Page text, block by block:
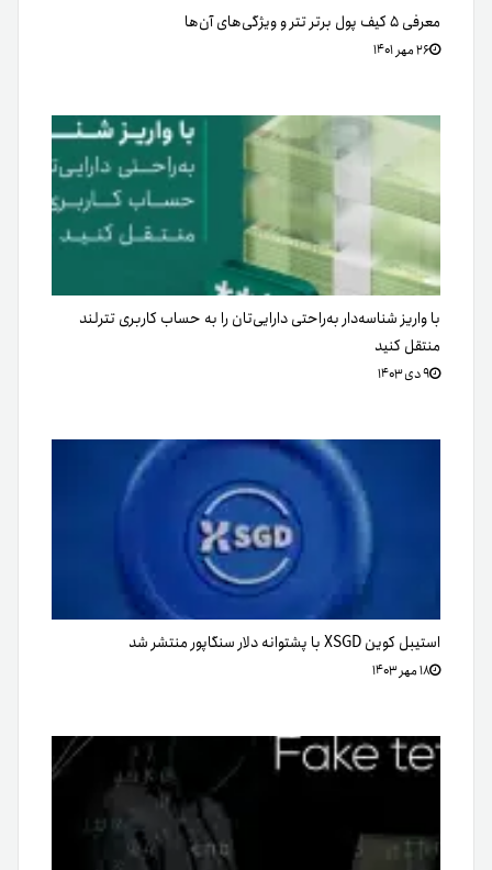
معرفی ۵ کیف پول برتر تتر و ویژگی‌های آن‌ها
۲۶ مهر ۱۴۰۱
با واریز شناسه‌دار به‌راحتی دارایی‌تان را به حساب کاربری تترلند
منتقل کنید
۹ دی ۱۴۰۳
استیبل کوین XSGD با پشتوانه دلار سنگاپور منتشر شد
۱۸ مهر ۱۴۰۳